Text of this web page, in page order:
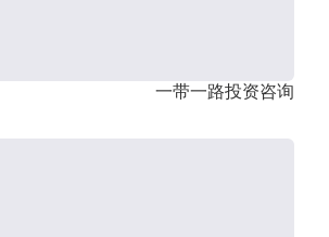
一带一路投资咨询